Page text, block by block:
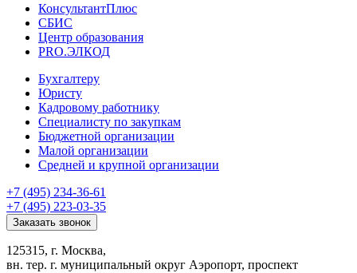
КонсультантПлюс
СБИС
Центр образования
PRO.ЭЛКОД
Бухгалтеру
Юристу
Кадровому работнику
Специалисту по закупкам
Бюджетной организации
Малой организации
Средней и крупной организации
+7 (495) 234-36-61
+7 (495) 223-03-35
Заказать звонок
125315, г. Москва,
вн. тер. г. муниципальный округ Аэропорт, проспект